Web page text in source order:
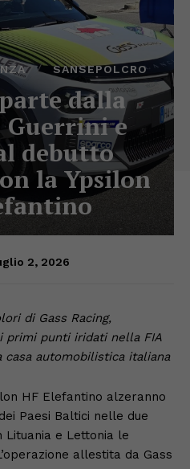
SANSEPOLCRO
dalla
e
debutto
la Ypsilon
2, 2026
di Gass Racing,
primi punti iridati nella FIA
automobilistica italiana
HF Elefantino alzeranno
Paesi Baltici nelle due
Lituania e Lettonia le
allestita da Gass